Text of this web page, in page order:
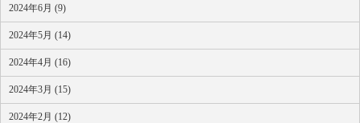
2024年6月 (9)
2024年5月 (14)
2024年4月 (16)
2024年3月 (15)
2024年2月 (12)